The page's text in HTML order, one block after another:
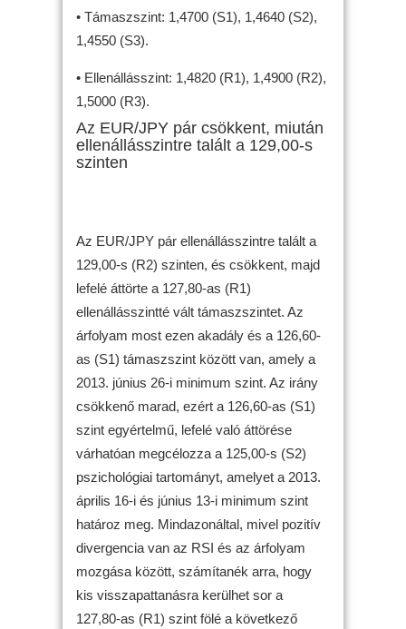
• Támaszszint: 1,4700 (S1), 1,4640 (S2),
1,4550 (S3).
• Ellenállásszint: 1,4820 (R1), 1,4900 (R2),
1,5000 (R3).
Az EUR/JPY pár csökkent, miután
ellenállásszintre talált a 129,00-s
szinten
Az EUR/JPY pár ellenállásszintre talált a
129,00-s (R2) szinten, és csökkent, majd
lefelé áttörte a 127,80-as (R1)
ellenállásszintté vált támaszszintet. Az
árfolyam most ezen akadály és a 126,60-
as (S1) támaszszint között van, amely a
2013. június 26-i minimum szint. Az irány
csökkenő marad, ezért a 126,60-as (S1)
szint egyértelmű, lefelé való áttörése
várhatóan megcélozza a 125,00-s (S2)
pszichológiai tartományt, amelyet a 2013.
április 16-i és június 13-i minimum szint
határoz meg. Mindazonáltal, mivel pozitív
divergencia van az RSI és az árfolyam
mozgása között, számítanék arra, hogy
kis visszapattanásra kerülhet sor a
127,80-as (R1) szint fölé a következő